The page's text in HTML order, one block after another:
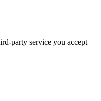
party service you accept